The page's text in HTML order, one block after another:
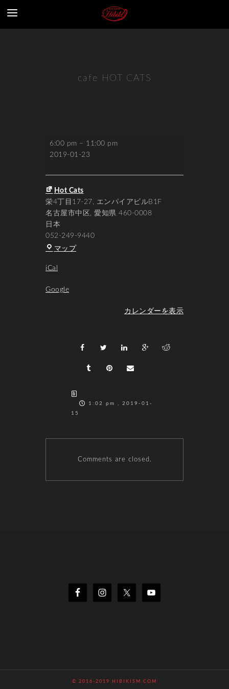
cafe HOT CATS
cafe
HOT
6:00 pm – 11:00 pm
2019-01-23
Hot Cats
栄4丁目17-27
エンパイアビルB1F
名古屋市中区 , 愛知県 460-0008
日本
052-249-9440
マップHot
iCal
Google
カレンダーを表示
1:02 pm , 2019-01-
15
Comments are closed.
© 2016-2019 HIBIKISM.COM